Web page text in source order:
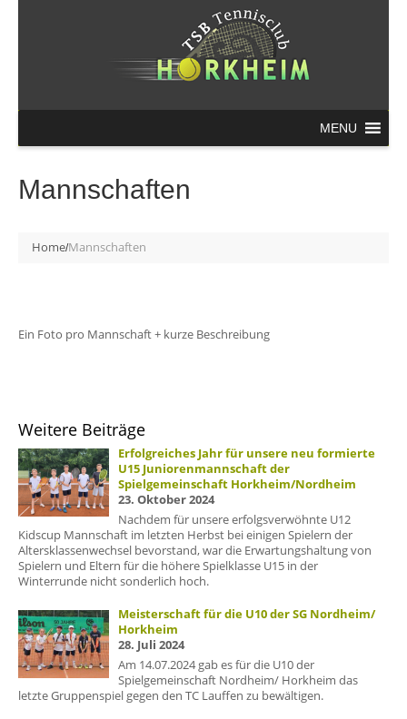
MENU
Mannschaften
HomeMannschaften
Ein Foto pro Mannschaft + kurze Beschreibung
Weitere Beiträge
Erfolgreiches Jahr für unsere neu formierte
U15 Juniorenmannschaft der
Spielgemeinschaft Horkheim/Nordheim
23. Oktober 2024
Nachdem für unsere erfolgsverwöhnte U12
Kidscup Mannschaft im letzten Herbst bei einigen Spielern der
Altersklassenwechsel bevorstand, war die Erwartungshaltung von
Spielern und Eltern für die höhere Spielklasse U15 in der
Winterrunde nicht sonderlich hoch.
Meisterschaft für die U10 der SG Nordheim/
Horkheim
28. Juli 2024
Am 14.07.2024 gab es für die U10 der
Spielgemeinschaft Nordheim/ Horkheim das
letzte Gruppenspiel gegen den TC Lauffen zu bewältigen.